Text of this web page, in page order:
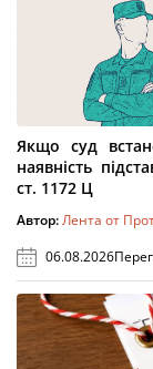
Якщо суд
наявність
ст. 1172 Ц
Автор:Лента от
06.08.2026